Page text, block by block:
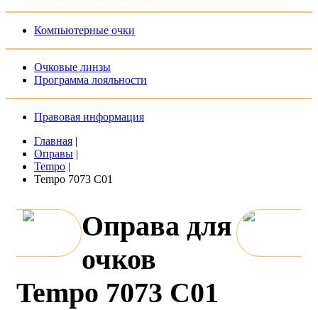
Компьютерные очки
Очковые линзы
Программа лояльности
Правовая информация
Главная |
Оправы |
Tempo |
Tempo 7073 C01
Оправа для
очков
Tempo 7073 C01